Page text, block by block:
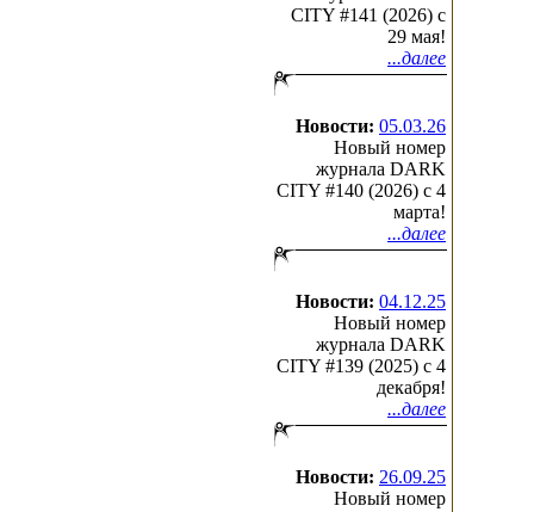
CITY #141 (2026) c
29 мая!
...далее
Новости: 05.03.26
Новый номер
журнала DARK
CITY #140 (2026) c 4
марта!
...далее
Новости: 04.12.25
Новый номер
журнала DARK
CITY #139 (2025) c 4
декабря!
...далее
Новости: 26.09.25
Новый номер